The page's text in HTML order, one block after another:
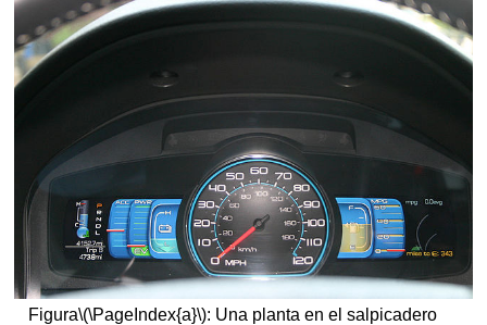
Figura\(\PageIndex{a}\): Una planta en el salpicadero